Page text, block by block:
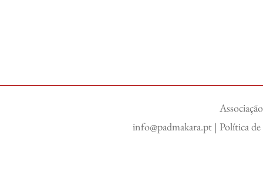
info@padmakara.pt | Política